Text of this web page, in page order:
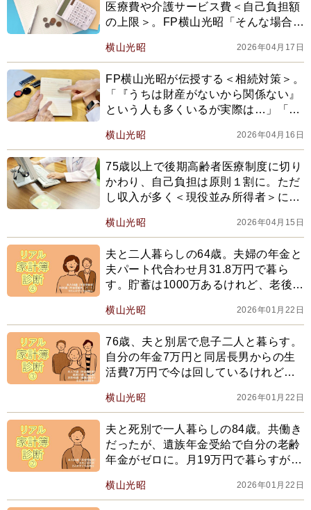
医療費や介護サービス費＜自己負担額
の上限＞。FP横山光昭「そんな場合に
ながらも世帯を分けることで…」
横山光昭 2026年04月17日
FP横山光昭が伝授する＜相続対策＞。
「『うちは財産がないから関係ない』
という人も多くいるが実際は…」「注
がある場合で…」
横山光昭 2026年04月16日
75歳以上で後期高齢者医療制度に切り
かわり、自己負担は原則１割に。ただ
し収入が多く＜現役並み所得者＞に該
横山光昭 2026年04月15日
夫と二人暮らしの64歳。夫婦の年金と
夫パート代合わせ月31.8万円で暮ら
す。貯蓄は1000万あるけれど、老後が
横山光昭 2026年01月22日
76歳、夫と別居で息子二人と暮らす。
自分の年金7万円と同居長男からの生
活費7万円で今は回しているけれど…
横山光昭 2026年01月22日
夫と死別で一人暮らしの84歳。共働き
だったが、遺族年金受給で自分の老齢
年金がゼロに。月19万円で暮らすが…
横山光昭 2026年01月22日